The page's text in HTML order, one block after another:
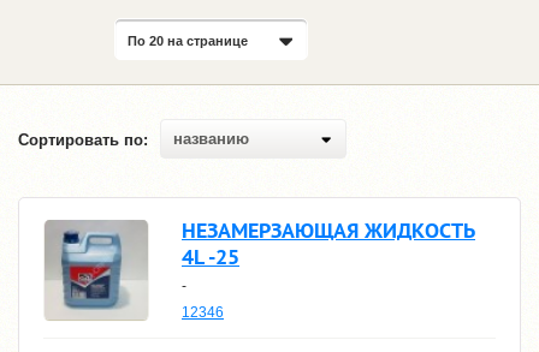
По 20 на странице
Сортировать по: названию
НЕЗАМЕРЗАЮЩАЯ ЖИДКОСТЬ
4L -25
-
12346